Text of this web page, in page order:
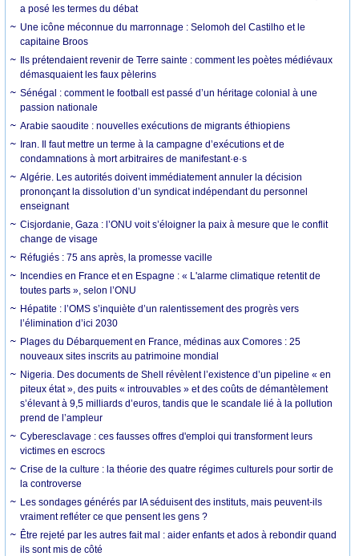
a posé les termes du débat
Une icône méconnue du marronnage : Selomoh del Castilho et le
capitaine Broos
Ils prétendaient revenir de Terre sainte : comment les poètes médiévaux
démasquaient les faux pèlerins
Sénégal : comment le football est passé d’un héritage colonial à une
passion nationale
Arabie saoudite : nouvelles exécutions de migrants éthiopiens
Iran. Il faut mettre un terme à la campagne d’exécutions et de
condamnations à mort arbitraires de manifestant·e·s
Algérie. Les autorités doivent immédiatement annuler la décision
prononçant la dissolution d’un syndicat indépendant du personnel
enseignant
Cisjordanie, Gaza : l’ONU voit s’éloigner la paix à mesure que le conflit
change de visage
Réfugiés : 75 ans après, la promesse vacille
Incendies en France et en Espagne : « L'alarme climatique retentit de
toutes parts », selon l’ONU
Hépatite : l’OMS s’inquiète d’un ralentissement des progrès vers
l’élimination d’ici 2030
Plages du Débarquement en France, médinas aux Comores : 25
nouveaux sites inscrits au patrimoine mondial
Nigeria. Des documents de Shell révèlent l’existence d’un pipeline « en
piteux état », des puits « introuvables » et des coûts de démantèlement
s’élevant à 9,5 milliards d’euros, tandis que le scandale lié à la pollution
prend de l’ampleur
Cyberesclavage : ces fausses offres d'emploi qui transforment leurs
victimes en escrocs
Crise de la culture : la théorie des quatre régimes culturels pour sortir de
la controverse
Les sondages générés par IA séduisent des instituts, mais peuvent-ils
vraiment refléter ce que pensent les gens ?
Être rejeté par les autres fait mal : aider enfants et ados à rebondir quand
ils sont mis de côté